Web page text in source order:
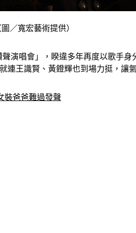
／寬宏藝術提供）
聲演唱會」，睽違多年再度以歌
連王識賢、黃鐙輝也到場力挺，讓
裝爸爸難過發聲